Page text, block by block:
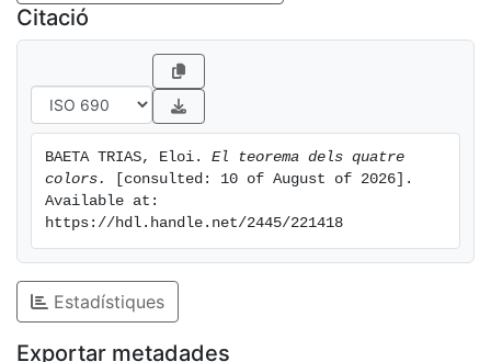
Citació
BAETA TRIAS, Eloi. El teorema dels quatre
colors.
[consulted: 10 of August of 2026].
Available at:
https://hdl.handle.net/2445/221418
Estadístiques
Exportar metadades